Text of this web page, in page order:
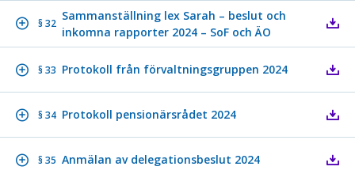
§ 32
Sammanställning lex Sarah – beslut och
inkomna rapporter 2024 – SoF och ÄO
§ 33 Protokoll från förvaltningsgruppen 2024
§ 34 Protokoll pensionärsrådet 2024
§ 35 Anmälan av delegationsbeslut 2024